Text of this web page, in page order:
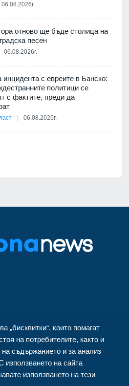
06.08.2026г.
отново ще бъде столица на
песен
06.08.2026г.
инцидента с евреите в Банско:
политици се
с фактите, преди да
06.08.2026г.
„бисквитки“, които помагат
на потребителите, както и
съдържанието и за анализ
използването на сайта
използването на тези